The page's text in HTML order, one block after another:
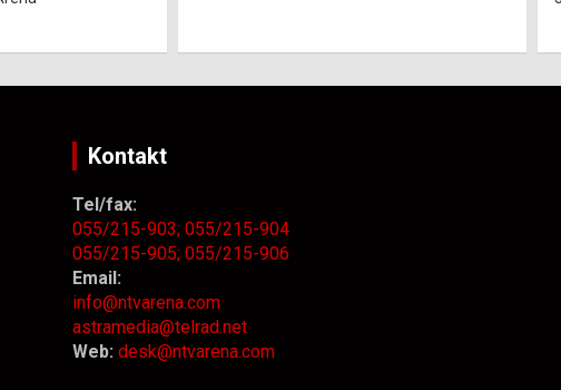
Kontakt
Tel/fax:
055/215-903;055/215-904
055/215-905;055/215-906
Email:
info@ntvarena.com
astramedia@telrad.net
Web: desk@ntvarena.com